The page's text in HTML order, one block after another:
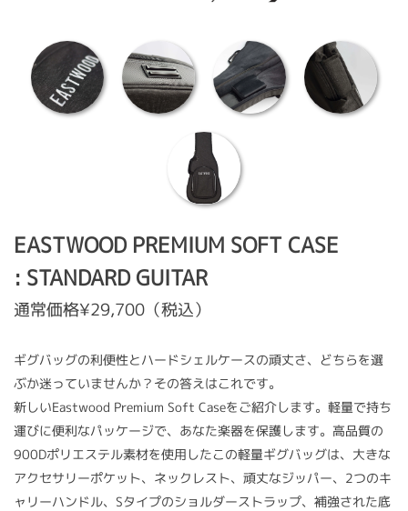
EASTWOOD PREMIUM SOFT CASE
: STANDARD GUITAR
通常価格¥29,700（税込）
ギグバッグの利便性とハードシェルケースの頑丈さ、どちらを選
ぶか迷っていませんか？その答えはこれです。
新しいEastwood Premium Soft Caseをご紹介します。軽量で持ち
運びに便利なパッケージで、あなた楽器を保護します。高品質の
900Dポリエステル素材を使用したこの軽量ギグバッグは、大きな
アクセサリーポケット、ネックレスト、頑丈なジッパー、2つのキ
ャリーハンドル、Sタイプのショルダーストラップ、補強された底